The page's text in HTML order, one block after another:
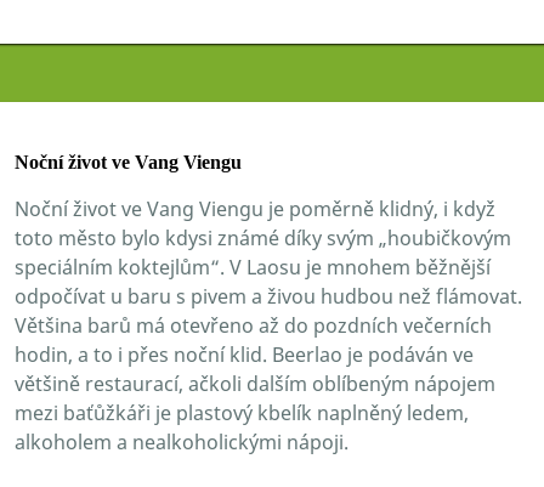
Noční život ve Vang Viengu
Noční život ve Vang Viengu je poměrně klidný, i když
toto město bylo kdysi známé díky svým „houbičkovým
speciálním koktejlům“. V Laosu je mnohem běžnější
odpočívat u baru s pivem a živou hudbou než flámovat.
Většina barů má otevřeno až do pozdních večerních
hodin, a to i přes noční klid. Beerlao je podáván ve
většině restaurací, ačkoli dalším oblíbeným nápojem
mezi baťůžkáři je plastový kbelík naplněný ledem,
alkoholem a nealkoholickými nápoji.